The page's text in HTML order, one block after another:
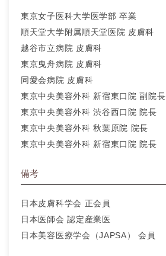
東京女子医科大学医学部 卒業
順天堂大学附属順天堂医院 皮膚科
越谷市立病院 皮膚科
東京曳舟病院 皮膚科
同愛会病院 皮膚科
東京中央美容外科 新宿東口院 副院長
東京中央美容外科 渋谷西口院 院長
東京中央美容外科 秋葉原院 院長
東京中央美容外科 新宿東口院 院長
備考
日本皮膚科学会 正会員
日本医師会 認定産業医
日本美容医療学会（JAPSA） 会員